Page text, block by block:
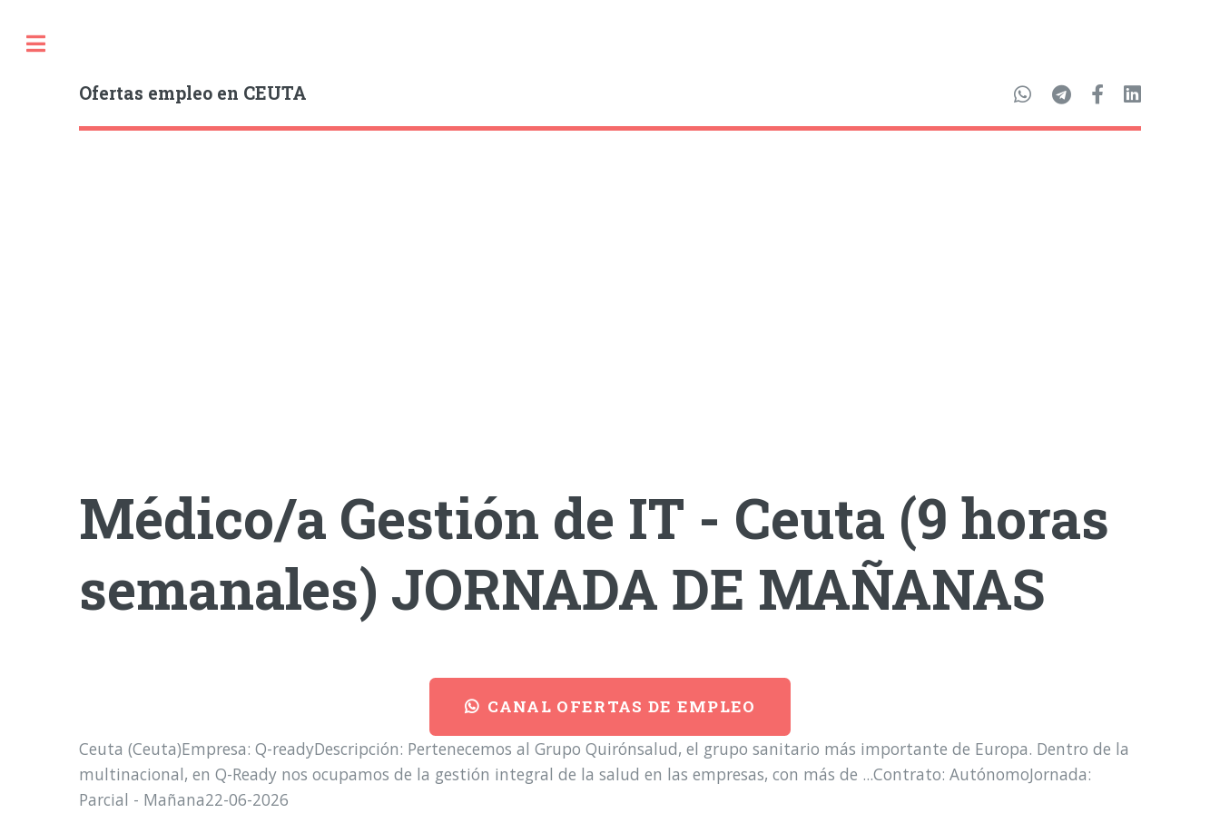
Ofertas empleo en CEUTA
Médico/a Gestión de IT - Ceuta (9 horas
semanales) JORNADA DE MAÑANAS
CANAL OFERTAS DE EMPLEO
Ceuta (Ceuta)Empresa: Q-readyDescripción: Pertenecemos al Grupo Quirónsalud, el grupo sanitario más importante de Europa. Dentro de la
multinacional, en Q-Ready nos ocupamos de la gestión integral de la salud en las empresas, con más de ...Contrato: AutónomoJornada:
Parcial - Mañana22-06-2026